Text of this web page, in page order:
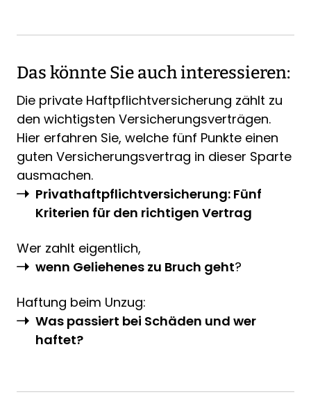
Das könnte Sie auch interessieren:
Die private Haftpflichtversicherung zählt zu
den wichtigsten Versicherungsverträgen.
Hier erfahren Sie, welche fünf Punkte einen
guten Versicherungsvertrag in dieser Sparte
ausmachen.
Privathaftpflichtversicherung: Fünf
Kriterien für den richtigen Vertrag
Wer zahlt eigentlich,
wenn Geliehenes zu Bruch geht?
Haftung beim Unzug:
Was passiert bei Schäden und wer
haftet?